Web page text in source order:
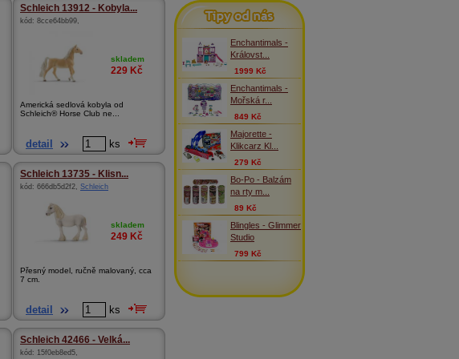
Schleich 13912 - Kobyla...
kód: 8cce64bb99,
skladem
229 Kč
Americká sedlová kobyla od
Schleich® Horse Club ne...
detail ks
Schleich 13735 - Klisn...
kód: 666db5d2f2, Schleich
skladem
249 Kč
Přesný model, ručně malovaný, cca
7 cm.
detail ks
Schleich 42466 - Velká...
kód: 15f0eb8ed5,
Tipy od nás
Enchantimals -
Královst...
1999 Kč
Enchantimals -
Mořská r...
849 Kč
Majorette -
Klikcarz Kl...
279 Kč
Bo-Po - Balzám
na rty m...
89 Kč
Blingles - Glimmer
Studio
799 Kč